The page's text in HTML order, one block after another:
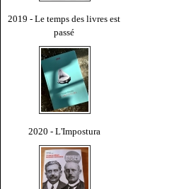
2019 - Le temps des livres est
passé
2020 - L'Impostura